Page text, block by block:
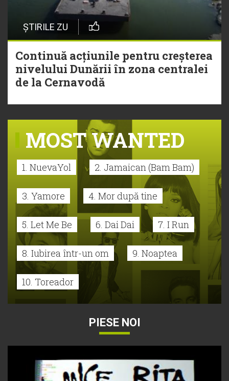
ȘTIRILE ZU
Continuă acțiunile pentru creșterea
nivelului Dunării în zona centralei
de la Cernavodă
MOST WANTED
1. NuevaYol 2. Jamaican (Bam Bam)
3. Yamore 4. Mor după tine
5. Let Me Be 6. Dai Dai 7. I Run
8. Iubirea într-un om 9. Noaptea
10. Toreador
PIESE NOI